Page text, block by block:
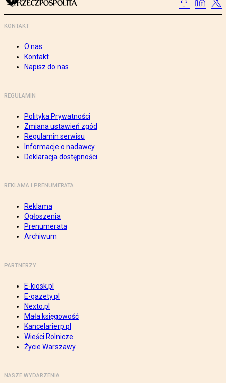
KONTAKT
O nas
Kontakt
Napisz do nas
REGULAMIN
Polityka Prywatności
Zmiana ustawień zgód
Regulamin serwisu
Informacje o nadawcy
Deklaracja dostępności
REKLAMA I PRENUMERATA
Reklama
Ogłoszenia
Prenumerata
Archiwum
PARTNERZY
E-kiosk.pl
E-gazety.pl
Nexto.pl
Mała księgowość
Kancelarierp.pl
Wieści Rolnicze
Życie Warszawy
NASZE WYDARZENIA